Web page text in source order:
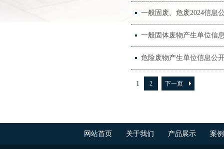
一般固废、危废2024信息
一般固体废物产生单位信
危险废物产生单位信息公
1 2 下一页
网站首页 关于我们 产品展示 案